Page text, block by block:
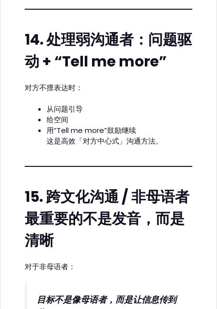
14.处理弱沟通者：问题驱
动 + “Tell me more”
对方不擅表达时：
从问题引导
给空间
用“Tell me more”鼓励继续
这是高效「对方中心式」沟通方法。
15.跨文化沟通 / 非母语者
最重要的不是发音，而是
清晰
对于非母语者：
目标不是像母语者，而是让信息传到